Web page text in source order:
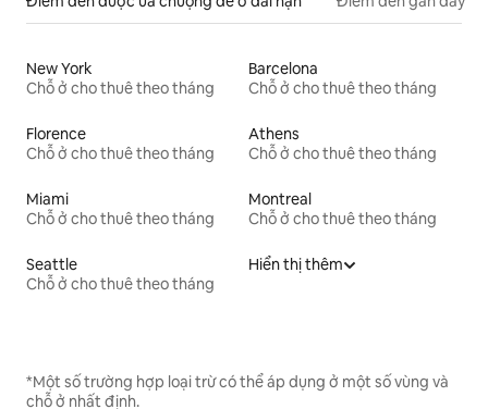
New York
Chỗ ở cho thuê theo tháng
Barcelona
Chỗ ở cho thuê theo tháng
Florence
Chỗ ở cho thuê theo tháng
Athens
Chỗ ở cho thuê theo tháng
Miami
Chỗ ở cho thuê theo tháng
Montreal
Chỗ ở cho thuê theo tháng
Seattle
Chỗ ở cho thuê theo tháng
Hiển thị thêm
*Một số trường hợp loại trừ có thể áp dụng ở một số vùng và
chỗ ở nhất định.